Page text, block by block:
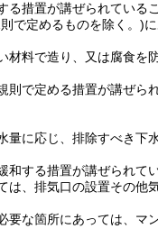
措置が講ぜられているこ
で定めるものを除く。)
料で造り、又は腐食を
で定める措置が講ぜら
に応じ、排除すべき下
する措置が講ぜられてい
、排気口の設置その他
な箇所にあっては、マ